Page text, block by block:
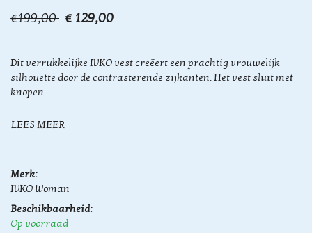
€199,00 € 129,00
Dit verrukkelijke IVKO vest creëert een prachtig vrouwelijk
silhouette door de contrasterende zijkanten. Het vest sluit met
knopen.
LEES MEER
Merk:
IVKO Woman
Beschikbaarheid:
Op voorraad